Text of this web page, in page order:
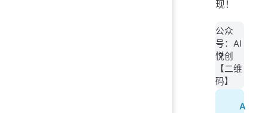
现！
公众
号：AI
悦创
【二维
码】
A